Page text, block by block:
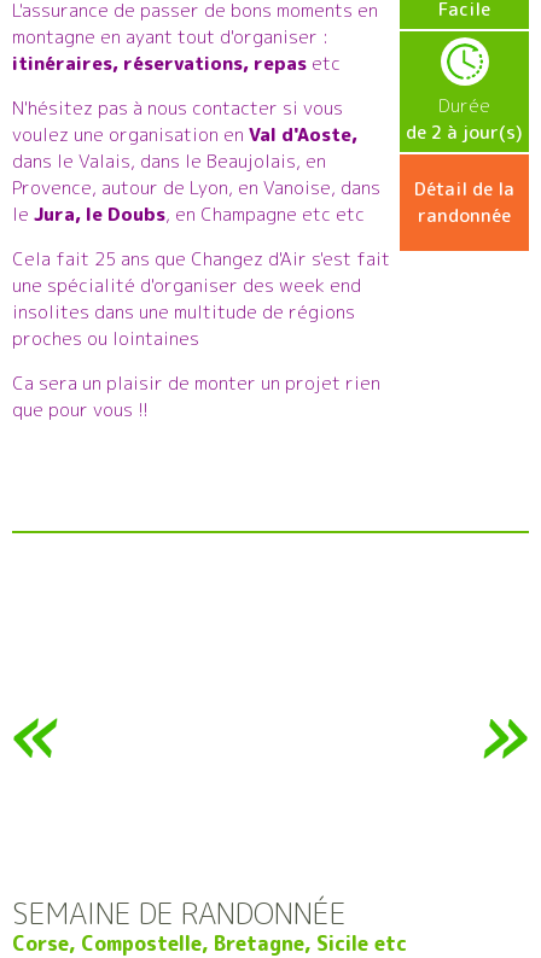
L'assurance de passer de bons moments en
montagne en ayant tout d'organiser :
itinéraires, réservations, repas etc
N'hésitez pas à nous contacter si vous
voulez une organisation en Val d'Aoste,
dans le Valais, dans le Beaujolais, en
Provence, autour de Lyon, en Vanoise, dans
le Jura, le Doubs, en Champagne etc etc
Cela fait 25 ans que Changez d'Air s'est fait
une spécialité d'organiser des week end
insolites dans une multitude de régions
proches ou lointaines
Ca sera un plaisir de monter un projet rien
que pour vous !!
Facile
Durée
de 2 à jour(s)
Détail de la
randonnée
SEMAINE DE RANDONNÉE
Corse, Compostelle, Bretagne, Sicile etc